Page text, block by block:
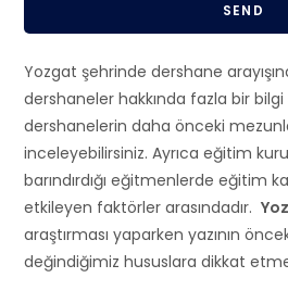
SEND
T
h
i
s
f
i
e
l
Yozgat şehrinde dershane
dershaneler hakkında fazla bir
dershanelerin daha önceki
inceleyebilirsiniz. Ayrıca eğitim
barındırdığı eğitmenlerde eğitim
etkileyen faktörler arasındadır.
araştırması yaparken yazının
değindiğimiz hususlara dikkat